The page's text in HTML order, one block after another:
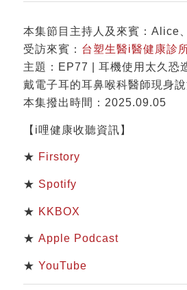
本集節目主持人及來賓：Alice
受訪來賓： 台塑生醫i醫健康診
主題：EP77 | 耳機使用太久恐
戴電子耳的耳鼻喉科醫師現身
本集撥出時間：2025.09.05
【i哩健康收聽資訊】
★ Firstory
★ Spotify
★ KKBOX
★ Apple Podcast
★ YouTube